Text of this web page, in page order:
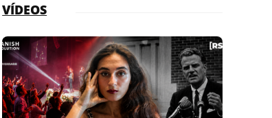
DESTACADA POLÍTICA ESTATAL
Rita Maestre a Almeida:
«Roja, puta, guarra, enseña
DESTACADA
Paran a
expulsión
VÍDEOS